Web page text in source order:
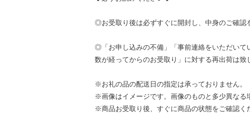
◎お受取り後は必ずすぐに開封し、中身のご確認
◎「お申し込みの不備」「事前連絡をいただいて
数が経ってからのお受取り」に対する再出荷は致
※お礼の品の配送日の指定は承っておりません。
※画像はイメージです。画像のものと多少異なる
※商品お受取り後、すぐに商品の状態をご確認く